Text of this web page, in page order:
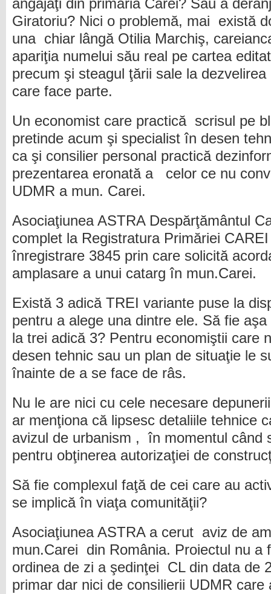
angajaţi din primăria Carei? Sau a
Giratoriu? Nici o problemă, mai există
una chiar lângă Otilia Marchiş,
apariţia numelui său real pe cartea
precum şi steagul ţării sale la
care face parte.
Un economist care practică scrisul pe
pretinde acum şi specialist în desen
ca şi consilier personal practică
prezentarea eronată a celor ce nu
UDMR a mun. Carei.
Asociaţiunea ASTRA Despărţământul
complet la Registratura Primăriei
înregistrare 3845 prin care solicită
amplasare a unui catarg în mun.Carei.
Există 3 adică TREI variante puse la
pentru a alege una dintre ele. Să fie
la trei adică 3? Pentru economiştii care
desen tehnic sau un plan de situaţie le
înainte de a se face de râs.
Nu le are nici cu cele necesare
ar menţiona că lipsesc detaliile tehnice
avizul de urbanism , în momentul când
pentru obţinerea autorizaţiei de
Să fie complexul faţă de cei care au
se implică în viaţa comunităţii?
Asociaţiunea ASTRA a cerut aviz de
mun.Carei din România. Proiectul nu a
ordinea de zi a şedinţei CL din data de
primar dar nici de consilierii UDMR